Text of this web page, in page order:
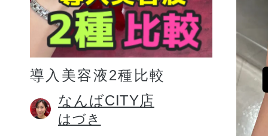
プリマモイスト
スキンクリア
クレンズオイル
導入美容液2種比較
なんばCITY店
はづき